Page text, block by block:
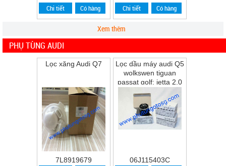
Chi tiết Có hàng Chi tiết Có hàng
Xem thêm
PHỤ TÙNG AUDI
Lọc xăng Audi Q7
7L8919679
Lọc dầu máy audi Q5
wolkswen tiguan
passat golf; jetta 2.0
06J115403C